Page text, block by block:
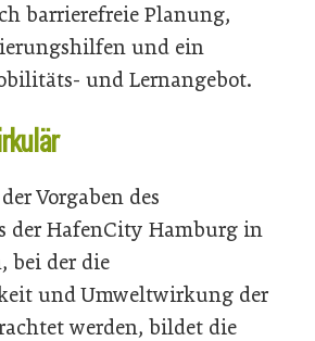
barrierefreie Planung,
und ein
und Lernangebot.
Vorgaben des
der HafenCity Hamburg in
bei der die
und Umweltwirkung der
werden, bildet die